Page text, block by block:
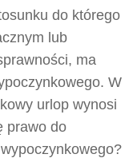
do którego
lub
ma
W
urlop wynosi
prawo do